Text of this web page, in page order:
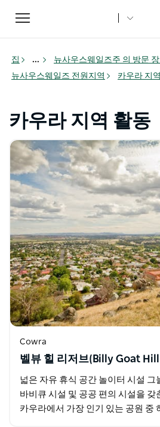
Toggle
navigation
집 ...
뉴사우스웨일즈주 의 방문
뉴사우스웨일즈 전원지역
카우라 지역
카우라 지역 활동
Cowra
벨뷰 힐 리저브(Billy Goat
넓은 자유 휴식 공간 놀이터 시설 그
바비큐 시설 및 공공 편의 시설을 갖
카우라에서 가장 인기 있는 공원 중